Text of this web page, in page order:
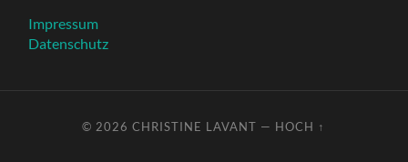
Impressum
Datenschutz
© 2026CHRISTINE LAVANT — HOCH ↑